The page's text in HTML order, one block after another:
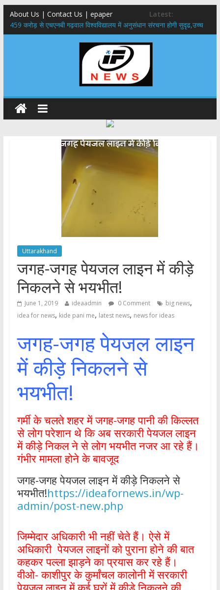
About Us | Contact Us | epaper
Latest:
459 करोड़ से एचएनबी गढ़वाल विश्वविद्यालय में अनुसंधान संरचना होगी सुदृढ,उच्च
शिक्षा मंत्री धन सिंह रावत ने नवनियुक्त केन्द्रीय शिक्षा मंत्री से की मुलाकात
राष्ट्रीय हथकरघा दिवस पर मुख्यमंत्री धामी ने उत्कृष्ट बुनकरों और हस्तशिल्प
​धामी कैबिनेट का बड़ा फैसला: पशुपालकों को 60% तक सब्सिडी, गंगा एक्सप्रेसवे का
​हरिद्वार से वीरभद्र (ऋषिकेश) तक निकली BJYM की भव्य कांवड़ यात्रा; तेजस्वी
सूर्या ने की देश व प्रदेशवासियों के कल्याण की कामना
24×7 अलर्ट मोड में रहें अधिकारी-मुख्य सचिव मानसून-एसईओसी से मुख्य सचिव ने
की विस्तृत समीक्षा कहा-बंद सड़कों को शीघ्र खोला जाए, लोगों को न हो दिक्कत
Uttarakhand
जगह-जगह पेयजल लाइन में कीड़े
निकलने से भयभीत!
June 1, 2019 ideaadmin 0 Comment big news,
idea for news, kide pani me, latest news, news for ideas
जगह-जगह पेयजल लाइन
में कीड़े निकलने से
भयभीत!
गर्मी के चलते शहर में जगह-जगह पानी की किल्लत
से लोग परेशान थे कि अब सरकारी पेयजल लाइन
में कीड़े निकल ने से लोग भयभीत नजर आ रहे हैं।
गंभीर मामला होने के बावजूद
जगह-जगह पेयजल लाइन में कीड़े निकलने से
भयभीत!https://ideafornews.in/wp-
admin/post-new.php
जिम्मेदार अधिकारी भी नहीं चेते हैं। ऐसे में
अधिकारी पेयजल लाइनों को पुराना होने की बात
कहकर पल्ला झाड़ने का प्रयास कर रहे हैं।
वीओ- काशीपुर के कुर्मांचल कालोनी में सरकारी
पेयजल लाइन में कई घरों में कीड़े निकलने की